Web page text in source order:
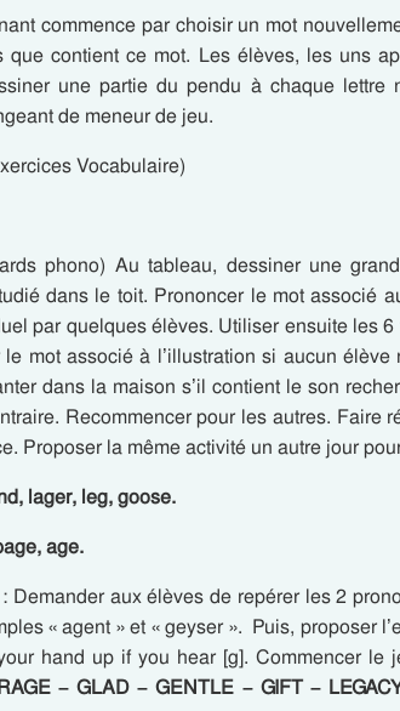
commence par choisir un mot
que contient ce mot. Les élèves, les uns
une partie du pendu à chaque lettre
de meneur de jeu.
Vocabulaire)
phono) Au tableau, dessiner une
dans le toit. Prononcer le mot associé
par quelques élèves. Utiliser ensuite les 6
le mot associé à l’illustration si aucun
dans la maison s’il contient le son
Recommencer pour les autres. Faire
Proposer la même activité un autre jour
lager, leg,goose.
ge, age.
Demander aux élèves de repérer les 2
« agent » et « geyser ». Puis, proposer
hand up if you hear [g]. Commencer le
–GLAD – GENTLE – GIFT – LEG